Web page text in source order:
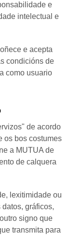
e
intelectual e
e acepta
condicións de
como usuario
de acordo
os bos costumes
a MUTUA de
de calquera
lexitimidade ou
gráficos,
signo que
transmita para